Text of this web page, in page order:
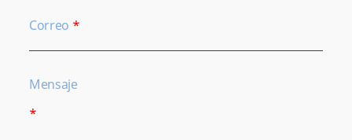
Correo *
Mensaje
*